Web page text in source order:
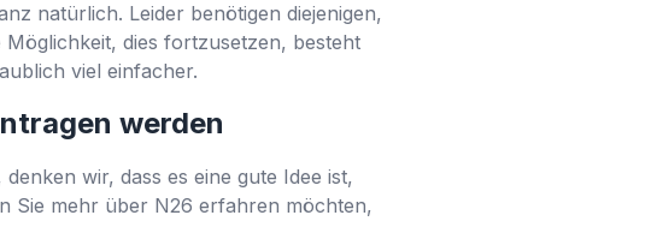
natürlich. Leider benötigen diejenigen,
dies fortzusetzen, besteht
viel einfacher.
werden
wir, dass es eine gute Idee ist,
Sie mehr über N26 erfahren möchten,